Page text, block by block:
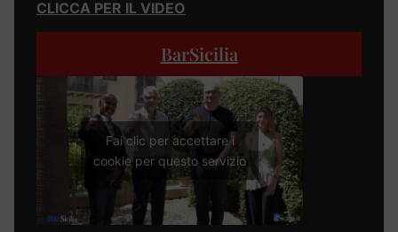
CLICCA PER IL VIDEO
BarSicilia
Fai clic per accettare i
cookie per questo servizio